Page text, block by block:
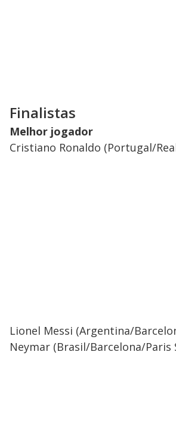
Finalistas
Melhor jogador
Cristiano Ronaldo (Portugal/
Lionel Messi (Argentina/
Neymar (Brasil/Barcelona/Paris